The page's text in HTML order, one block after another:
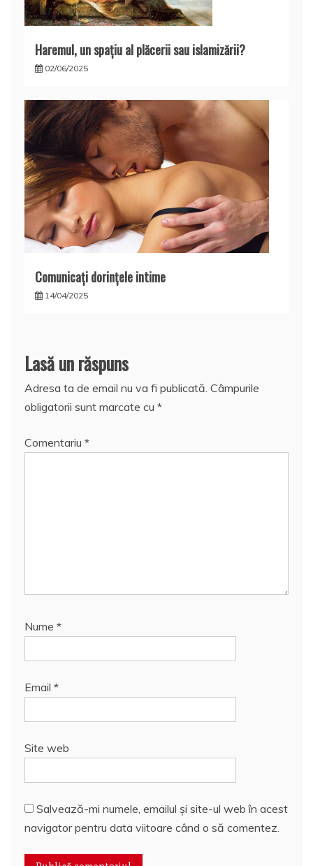
Haremul, un spaţiu al plăcerii sau islamizării?
02/06/2025
Comunicaţi dorinţele intime
14/04/2025
Lasă un răspuns
Adresa ta de email nu va fi publicată. Câmpurile
obligatorii sunt marcate cu *
Comentariu *
Nume *
Email *
Site web
Salvează-mi numele, emailul și site-ul web în acest
navigator pentru data viitoare când o să comentez.